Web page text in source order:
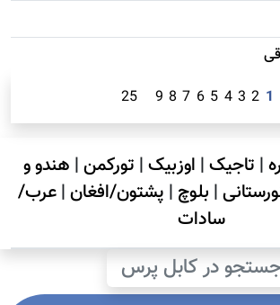
1
2
3
4
5
6
7
8
9
25
| تاجیک| اوزبیک| تورکمن| هندو و
| بلوچ | پشتون/افغان|عرب/
سادات
در کابل پرس